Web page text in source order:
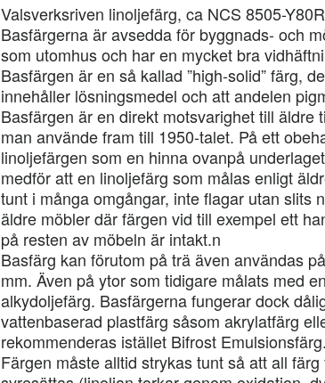
Valsverksriven linoljefärg, ca NCS 8505-Y80R
Basfärgerna är avsedda för byggnads- och
som utomhus och har en mycket bra
Basfärgen är en så kallad ”high-solid” färg,
innehåller lösningsmedel och att andelen
Basfärgen är en direkt motsvarighet till äldre
man använde fram till 1950-talet. På ett
linoljefärgen som en hinna ovanpå
medför att en linoljefärg som målas enligt
tunt i många omgångar, inte flagar utan slits
äldre möbler där färgen vid till exempel ett
på resten av möbeln är intakt.n
Basfärg kan förutom på trä även användas
mm. Även på ytor som tidigare målats med
alkydoljefärg. Basfärgerna fungerar dock
vattenbaserad plastfärg såsom akrylatfärg
rekommenderas istället Bifrost
Färgen måste alltid strykas tunt så att all